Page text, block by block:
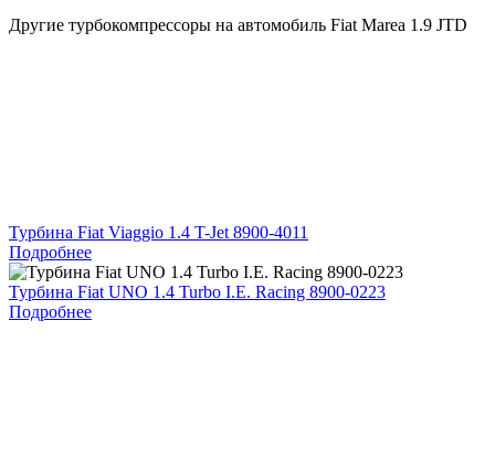
Другие турбокомпрессоры на автомобиль Fiat Marea 1.9 JTD
Турбина Fiat Viaggio 1.4 T-Jet 8900-4011
Подробнее
Турбина Fiat UNO 1.4 Turbo I.E. Racing 8900-0223
Подробнее